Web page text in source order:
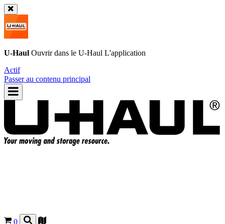
U-Haul Ouvrir dans le U-Haul L'application
Actif
Passer au contenu principal
0